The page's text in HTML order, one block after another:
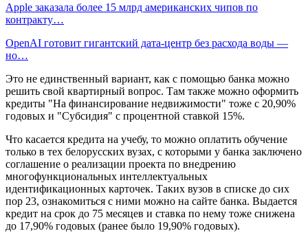
Apple заказала более 15 млрд американских чипов по
контракту…
OpenAI готовит гигантский дата-центр без расхода воды —
но…
Это не единственный вариант, как с помощью банка можно
решить свой квартирный вопрос. Там также можно оформить
кредиты "На финансирование недвижимости" тоже с 20,90%
годовых и "Субсидия" с процентной ставкой 15%.
Что касается кредита на учебу, то можно оплатить обучение
только в тех белорусских вузах, с которыми у банка заключено
соглашение о реализации проекта по внедрению
многофункциональных интеллектуальных
идентификационных карточек. Таких вузов в списке до сих
пор 23, ознакомиться с ними можно на сайте банка. Выдается
кредит на срок до 75 месяцев и ставка по нему тоже снижена
до 17,90% годовых (ранее было 19,90% годовых).